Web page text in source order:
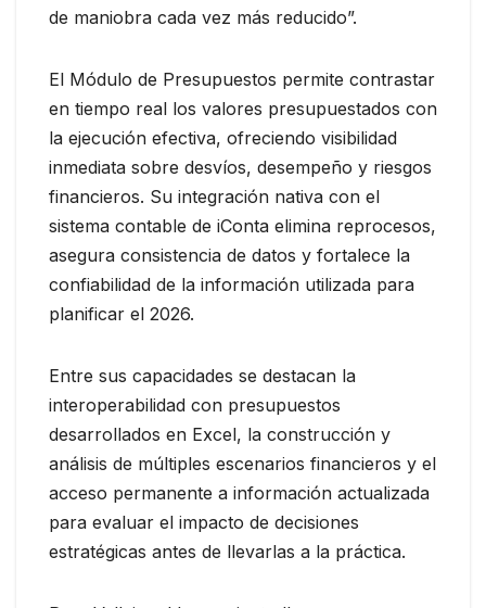
de maniobra cada vez más reducido”.
El Módulo de Presupuestos permite contrastar
en tiempo real los valores presupuestados con
la ejecución efectiva, ofreciendo visibilidad
inmediata sobre desvíos, desempeño y riesgos
financieros. Su integración nativa con el
sistema contable de iConta elimina reprocesos,
asegura consistencia de datos y fortalece la
confiabilidad de la información utilizada para
planificar el 2026.
Entre sus capacidades se destacan la
interoperabilidad con presupuestos
desarrollados en Excel, la construcción y
análisis de múltiples escenarios financieros y el
acceso permanente a información actualizada
para evaluar el impacto de decisiones
estratégicas antes de llevarlas a la práctica.